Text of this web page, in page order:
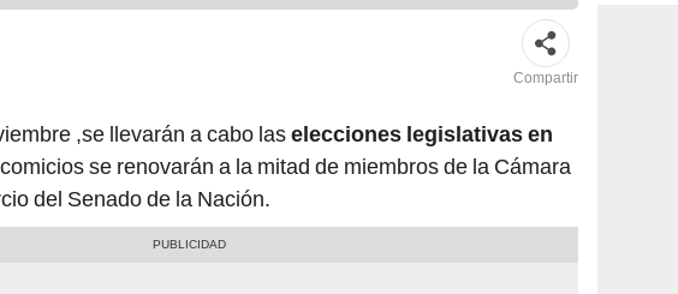
Compartir
,se llevarán a cabo laselecciones legislativas en
se renovarán a la mitad de miembros de la Cámara
del Senado de la Nación.